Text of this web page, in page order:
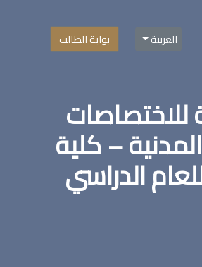
العربية بوابة الطالب
للاختصاصات
– كلية
الدراسي